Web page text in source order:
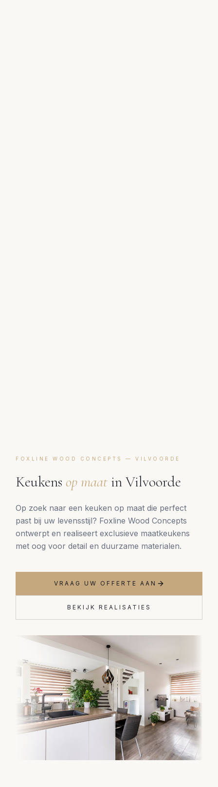
FOXLINE WOOD CONCEPTS — VILVOORDE
Keukens op maat inVilvoorde
Op zoek naar een keuken op maat die perfect
past bij uw levensstijl? Foxline Wood Concepts
ontwerpt en realiseert exclusieve maatkeukens
met oog voor detail en duurzame materialen.
VRAAG UW OFFERTE AAN
BEKIJK REALISATIES